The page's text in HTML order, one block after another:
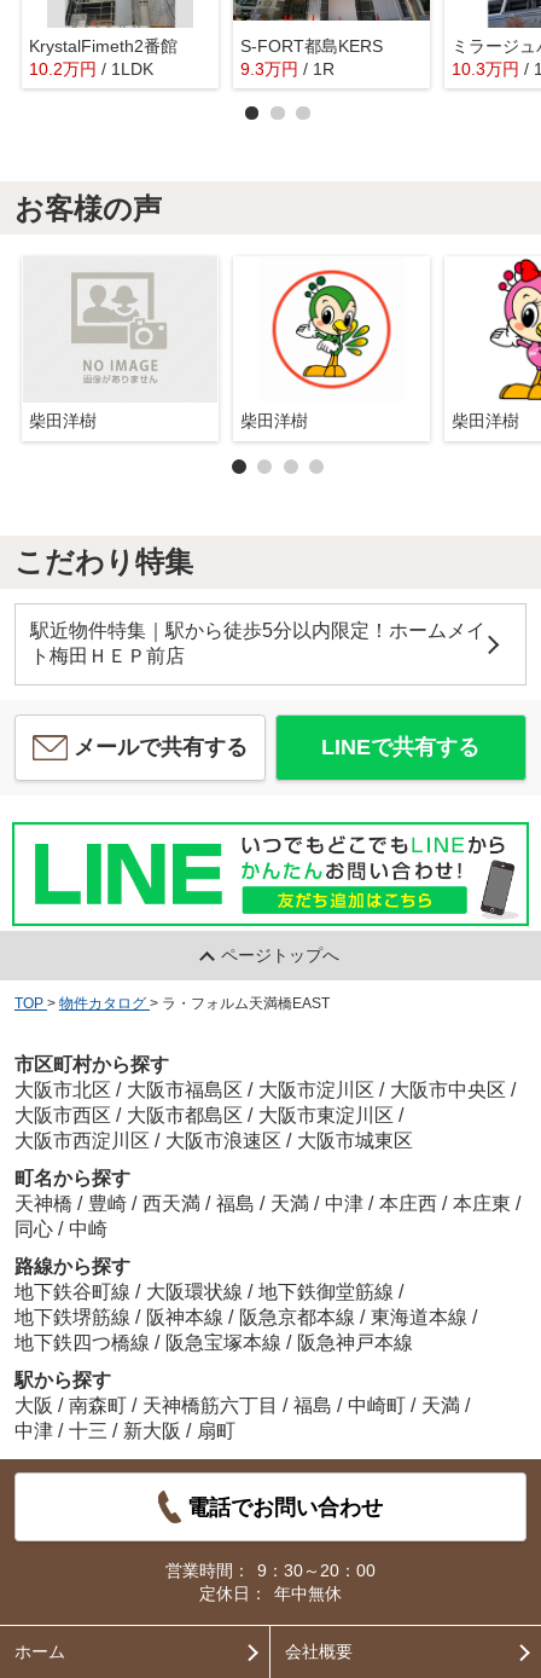
KrystalFimeth2番館
10.2万円 / 1LDK
S-FORT都島KERS
9.3万円 / 1R 10.3万円 /
お客様の声
柴田洋樹 柴田洋樹 柴田洋樹
こだわり特集
駅近物件特集｜駅から徒歩5分以内限定！ホームメイ
ト梅田ＨＥＰ前店
メールで共有する LINEで共有する
ページトップへ
TOP > 物件カタログ > ラ・フォルム天満橋EAST
市区町村から探す
大阪市北区 / 大阪市福島区 / 大阪市淀川区 / 大阪市中央区 /
大阪市西区 / 大阪市都島区 / 大阪市東淀川区 /
大阪市西淀川区 / 大阪市浪速区 / 大阪市城東区
町名から探す
天神橋 / 豊崎 / 西天満 / 福島 / 天満 / 中津 / 本庄西 / 本庄東 /
同心 / 中崎
路線から探す
地下鉄谷町線 / 大阪環状線 / 地下鉄御堂筋線 /
地下鉄堺筋線 / 阪神本線 / 阪急京都本線 / 東海道本線 /
地下鉄四つ橋線 / 阪急宝塚本線 / 阪急神戸本線
駅から探す
大阪 / 南森町 / 天神橋筋六丁目 / 福島 / 中崎町 / 天満 /
中津 / 十三 / 新大阪 / 扇町
電話でお問い合わせ
営業時間：
9：30～20：00
定休日：
年中無休
ホーム 会社概要